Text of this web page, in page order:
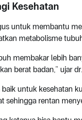
Kesehatan
untuk membantu
metabolisme
membakar lebih
berat badan,” ujar
untuk kesehatan
sehingga rentan